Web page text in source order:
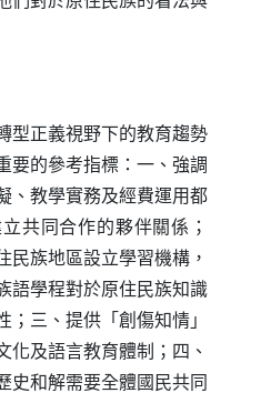
正義視野下的教育趨勢
要的參考指標：一、強調
、教學實務及經費運用都
共同合作的夥伴關係；
民族地區設立學習機構，
語學程對於原住民族知識
；三、提供「創傷知情」
化及語言教育體制；四、
史和解需要全體國民共同